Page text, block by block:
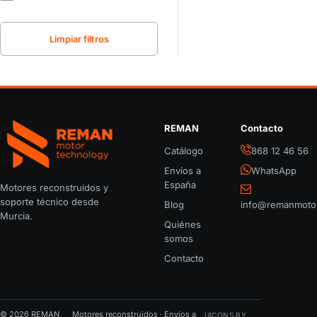
Limpiar filtros
REMAN Motor Parts
Motores reconstruidos y
soporte técnico desde
Murcia.
REMAN
Catálogo
Envíos a
España
Blog
Quiénes
somos
Contacto
Contacto
868 12 46 56
WhatsApp
© 2026 REMAN
Motores reconstruidos · Envíos a
UICONS BY